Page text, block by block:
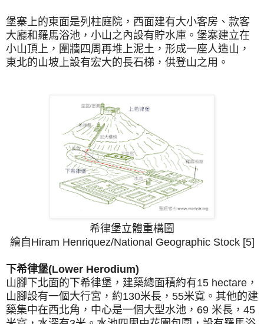
堡寨上的東面是列柱庭院，西面建有大小客房、款客
大廳和羅馬浴池，小山之內設有貯水庫。堡寨建立在
小山頂上，圍牆四周再堆上泥土，形成一座人造山，
東北的山坡上設有宏大的長石梯，供登山之用。
希律堡立體重構圖
繪自Hiram Henriquez/National Geographic Stock [5]
下希律堡(Lower Herodium)
山腳下北面的下希律堡，建築總面積約有15 hectare，
山腳設有一個大行宮，約130米長，55米寬。其他的建
築集中在西北角，中心是一個大型水池，69 米長，45